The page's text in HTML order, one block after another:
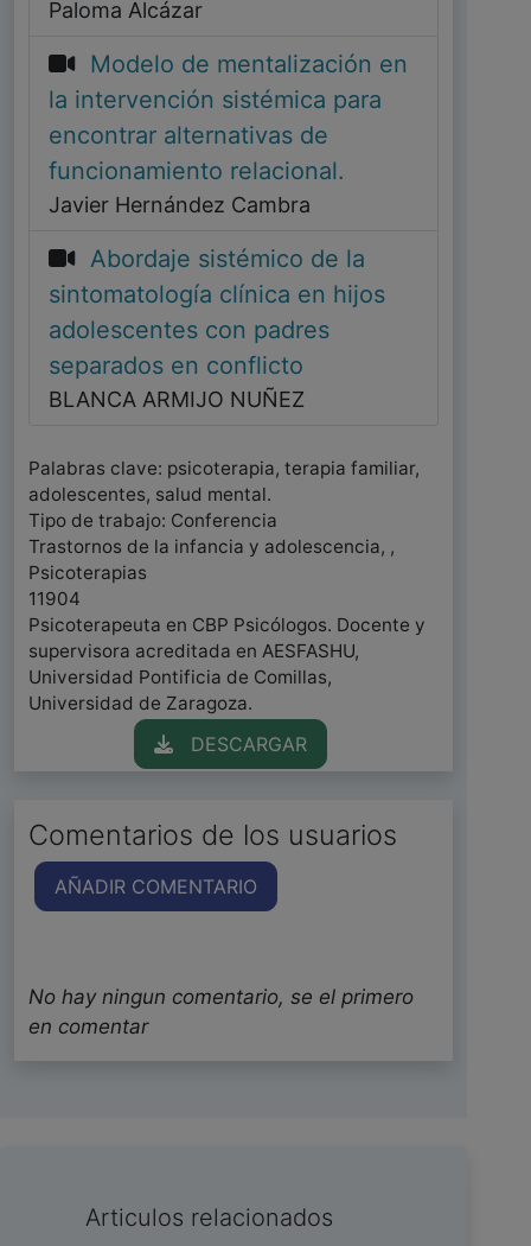
Paloma Alcázar
Modelo de mentalización en
la intervención sistémica para
encontrar alternativas de
funcionamiento relacional.
Javier Hernández Cambra
Abordaje sistémico de la
sintomatología clínica en hijos
adolescentes con padres
separados en conflicto
BLANCA ARMIJO NUÑEZ
Palabras clave: psicoterapia, terapia familiar,
adolescentes, salud mental.
Tipo de trabajo: Conferencia
Trastornos de la infancia y adolescencia, ,
Psicoterapias
11904
Psicoterapeuta en CBP Psicólogos. Docente y
supervisora acreditada en AESFASHU,
Universidad Pontificia de Comillas,
Universidad de Zaragoza.
DESCARGAR
Comentarios de los usuarios
AÑADIR COMENTARIO
No hay ningun comentario, se el primero
en comentar
Articulos relacionados